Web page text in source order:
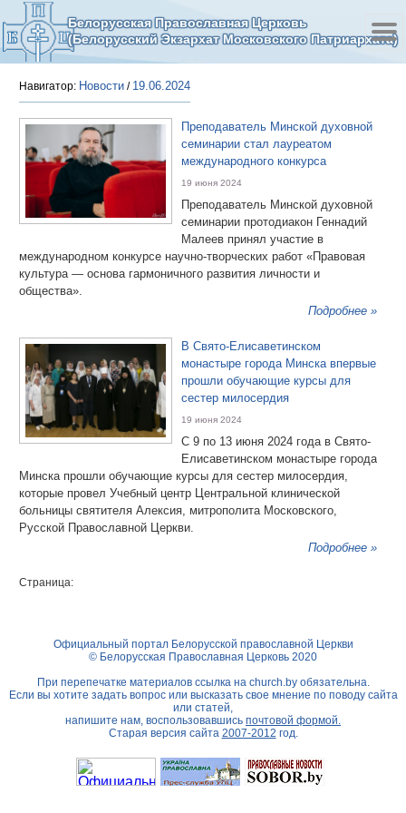
Белорусская Православная Церковь
(Белорусский Экзархат Московского Патриархата)
Навигатор: Новости / 19.06.2024
Преподаватель Минской духовной
семинарии стал лауреатом
международного конкурса
19 июня 2024
Преподаватель Минской духовной
семинарии протодиакон Геннадий
Малеев принял участие в
международном конкурсе научно-творческих работ «Правовая
культура — основа гармоничного развития личности и
общества».
Подробнее »
В Свято-Елисаветинском
монастыре города Минска впервые
прошли обучающие курсы для
сестер милосердия
19 июня 2024
С 9 по 13 июня 2024 года в Свято-
Елисаветинском монастыре города
Минска прошли обучающие курсы для сестер милосердия,
которые провел Учебный центр Центральной клинической
больницы святителя Алексия, митрополита Московского,
Русской Православной Церкви.
Подробнее »
Страница:
Официальный портал Белорусской православной Церкви
© Белорусская Православная Церковь 2020
При перепечатке материалов ссылка на church.byобязательна.
Если вы хотите задать вопрос или высказать свое мнение по поводу сайта
или статей,
напишите нам, воспользовавшись почтовой формой.
Старая версия сайта 2007-2012 год.